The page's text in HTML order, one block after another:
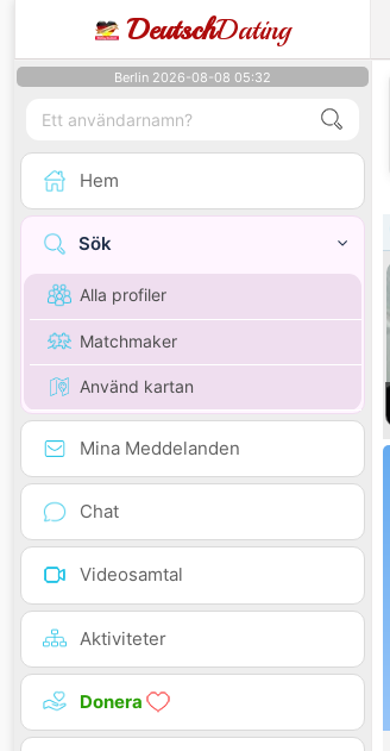
DeutschDating
Berlin 2026-08-08 05:32
Hem
Sök
Alla profiler
Matchmaker
Använd kartan
Mina Meddelanden
Chat
Videosamtal
Aktiviteter
Donera